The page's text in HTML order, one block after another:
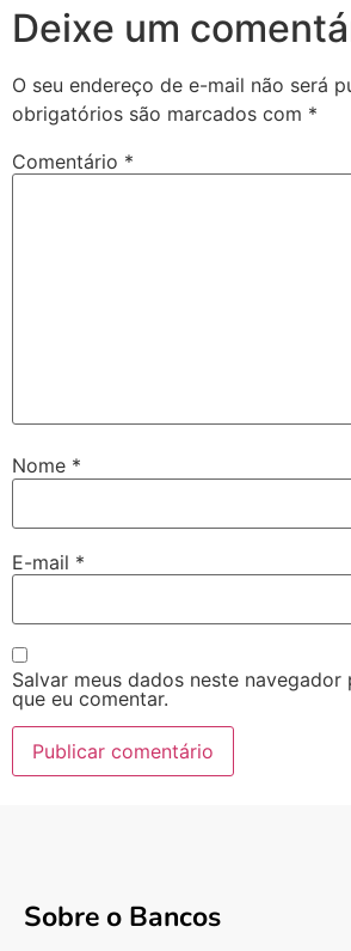
Deixe um
O seu endereço de e-mail não será
obrigatórios são marcados com *
Comentário *
Nome *
E-mail *
Salvar meus dados neste
que eu comentar.
Sobre o Bancos